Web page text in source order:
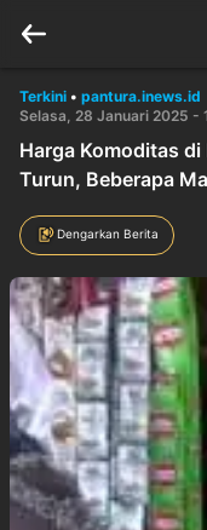
Terkini • pantura.inews.id
Selasa, 28 Januari 2025 -
Harga Komoditas
Turun, Beberapa
Dengarkan Berita